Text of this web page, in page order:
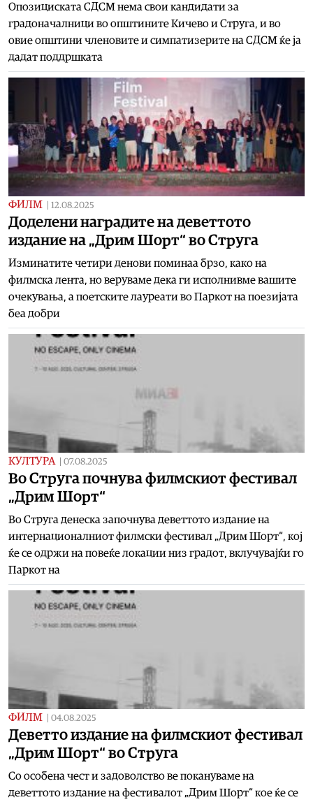
Опозициската СДСМ нема свои кандидати за
градоначалници во општините Кичево и Струга, и во
овие општини членовите и симпатизерите на СДСМ ќе ја
дадат поддршката
ФИЛМ 12.08.2025
Доделени наградите на деветтото
издание на „Дрим Шорт“ во Струга
Изминатите четири денови поминаа брзо, како на
филмска лента, но веруваме дека ги исполнивме вашите
очекувања, а поетските лауреати во Паркот на поезијата
беа добри
КУЛТУРА 07.08.2025
Во Струга почнува филмскиот фестивал
„Дрим Шорт“
Во Струга денеска започнува деветтото издание на
интернационалниот филмски фестивал „Дрим Шорт“, кој
ќе се одржи на повеќе локации низ градот, вклучувајќи го
Паркот на
ФИЛМ 04.08.2025
Деветто издание на филмскиот фестивал
„Дрим Шорт“ во Струга
Со особена чест и задоволство ве покануваме на
деветтото издание на фестивалот „Дрим Шорт“ кое ќе се